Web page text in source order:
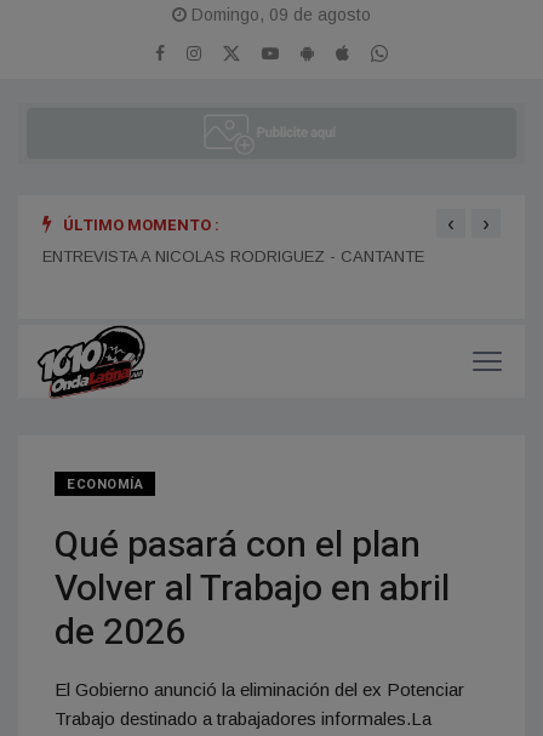
Domingo, 09 de agosto
ÚLTIMO MOMENTO :
ENTREVISTA A NICOLAS RODRIGUEZ - CANTANTE
‹ ›
ECONOMÍA
Qué pasará con el plan
Volver al Trabajo en abril
de 2026
El Gobierno anunció la eliminación del ex Potenciar
Trabajo destinado a trabajadores informales.La